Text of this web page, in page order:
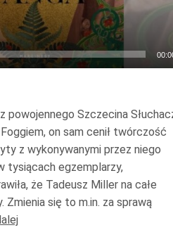
powojennego Szczecina
on sam cenił twórczość
z wykonywanymi przez niego
tysiącach egzemplarzy,
że Tadeusz Miller na całe
Zmienia się to m.in. za sprawą